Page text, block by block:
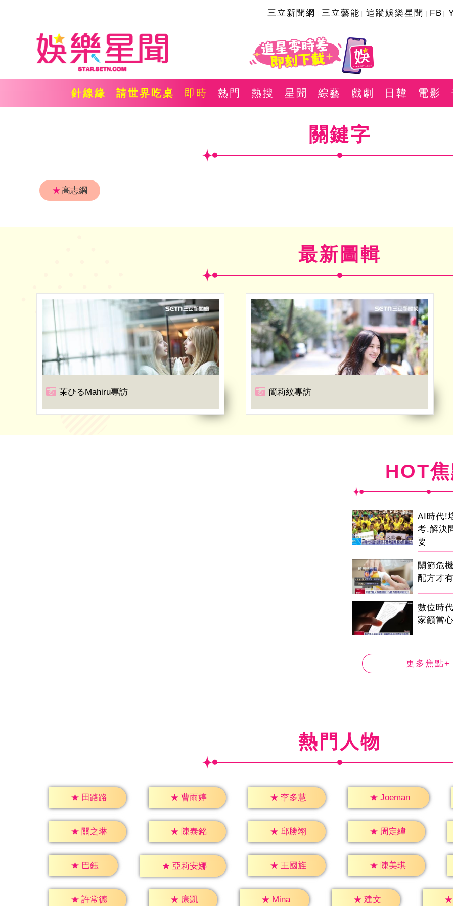
三立新聞網 三立藝能 追蹤娛樂星聞 FB
針線緣 請世界吃桌 即時 熱門 熱搜 星聞 綜藝 戲劇 日韓 電影
關鍵字
★高志綱
最新圖輯
茉ひるMahiru專訪 簡莉紋專訪
HOT
AI時代!
考.解決
要
關節危
配方才
數位時
家籲當
更多焦點+
熱門人物
★ 田路路 ★ 曹雨婷 ★ 李多慧 ★ Joeman
★ 關之琳 ★ 陳泰銘 ★ 邱勝翊 ★ 周定緯
★ 巴鈺 ★ 亞莉安娜 ★ 王國旌 ★ 陳美琪
★ 許常德 ★ 康凱 ★ Mina ★ 建文 ★